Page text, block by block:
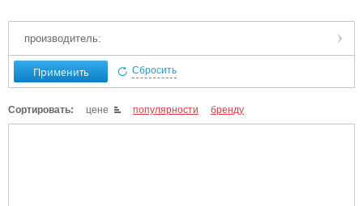
производитель:
Применить Сбросить
Сортировать: цене популярности бренду